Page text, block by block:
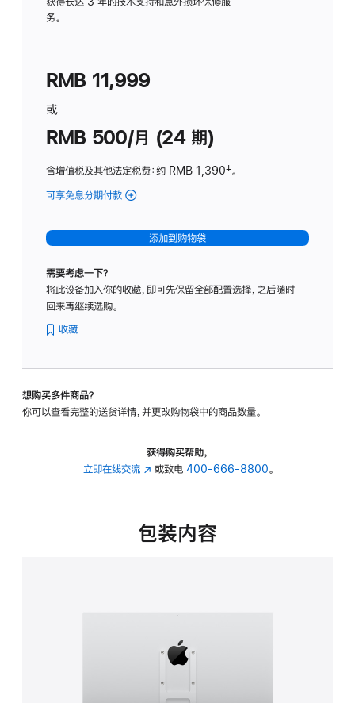
务。
RMB 11,999
或
RMB 500/月 (24 期)
含增值税及其他法定税费：约 RMB 1,390脚
‡。
可享免息分期付款 (Studio
-
标
璃
转
的
添加到购物袋
需要考虑一下？
将此设备加入你的收藏，即可先保留全部配置选择，之后随时
回来再继续选购。
收藏
想购买多件商品？
你可以查看完整的送货详情，并更改购物袋中的商品数量。
获得购买帮助，
立即在线交流 (在
中
或致电 400-666-8800。
包装内容